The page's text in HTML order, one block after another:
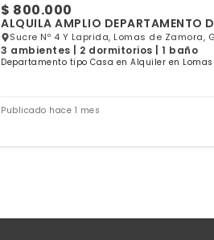
$ 800.000
ALQUILA AMPLIO DEPARTAMENTO
Sucre Nº 4 Y Laprida, Lomas de Zamora,
3 ambientes | 2 dormitorios | 1 baño
Departamento tipo Casa en Alquiler en
Publicado hace 1 mes